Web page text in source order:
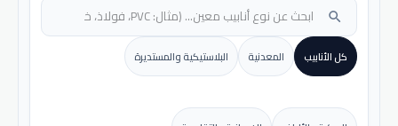
search
كل الأنابيب المعدنية البلاستيكية والمستديرة